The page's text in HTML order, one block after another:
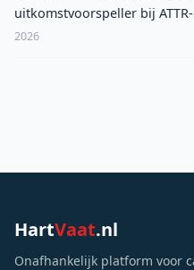
uitkomstvoorspeller bij
2026
HartVaat.nl
Onafhankelijk platform voor